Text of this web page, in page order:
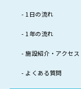
1日の流れ
1年の流れ
施設紹介・アクセス
よくある質問